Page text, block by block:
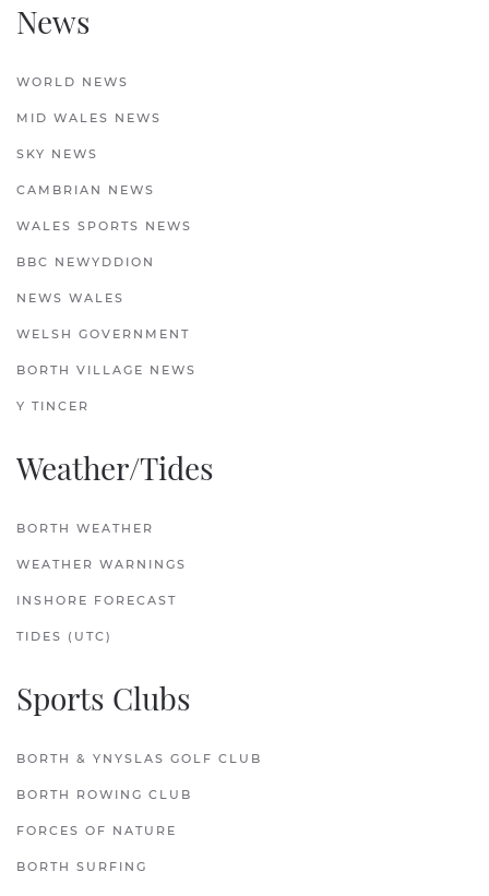
News
WORLD NEWS
MID WALES NEWS
SKY NEWS
CAMBRIAN NEWS
WALES SPORTS NEWS
BBC NEWYDDION
NEWS WALES
WELSH GOVERNMENT
BORTH VILLAGE NEWS
Y TINCER
Weather/Tides
BORTH WEATHER
WEATHER WARNINGS
INSHORE FORECAST
TIDES (UTC)
Sports Clubs
BORTH & YNYSLAS GOLF CLUB
BORTH ROWING CLUB
FORCES OF NATURE
BORTH SURFING